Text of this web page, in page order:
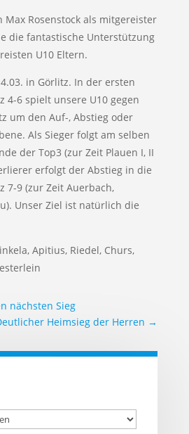
Max Rosenstock als mitgereister
die fantastische Unterstützung
U10 Eltern.
in Görlitz. In der ersten
4-6 spielt unsere U10 gegen
um den Auf-, Abstieg oder
Als Sieger folgt am selben
der Top3 (zur Zeit Plauen I, II
erfolgt der Abstieg in die
7-9 (zur Zeit Auerbach,
Unser Ziel ist natürlich die
Apitius, Riedel, Churs,
nächsten Sieg
Heimsieg der Herren →